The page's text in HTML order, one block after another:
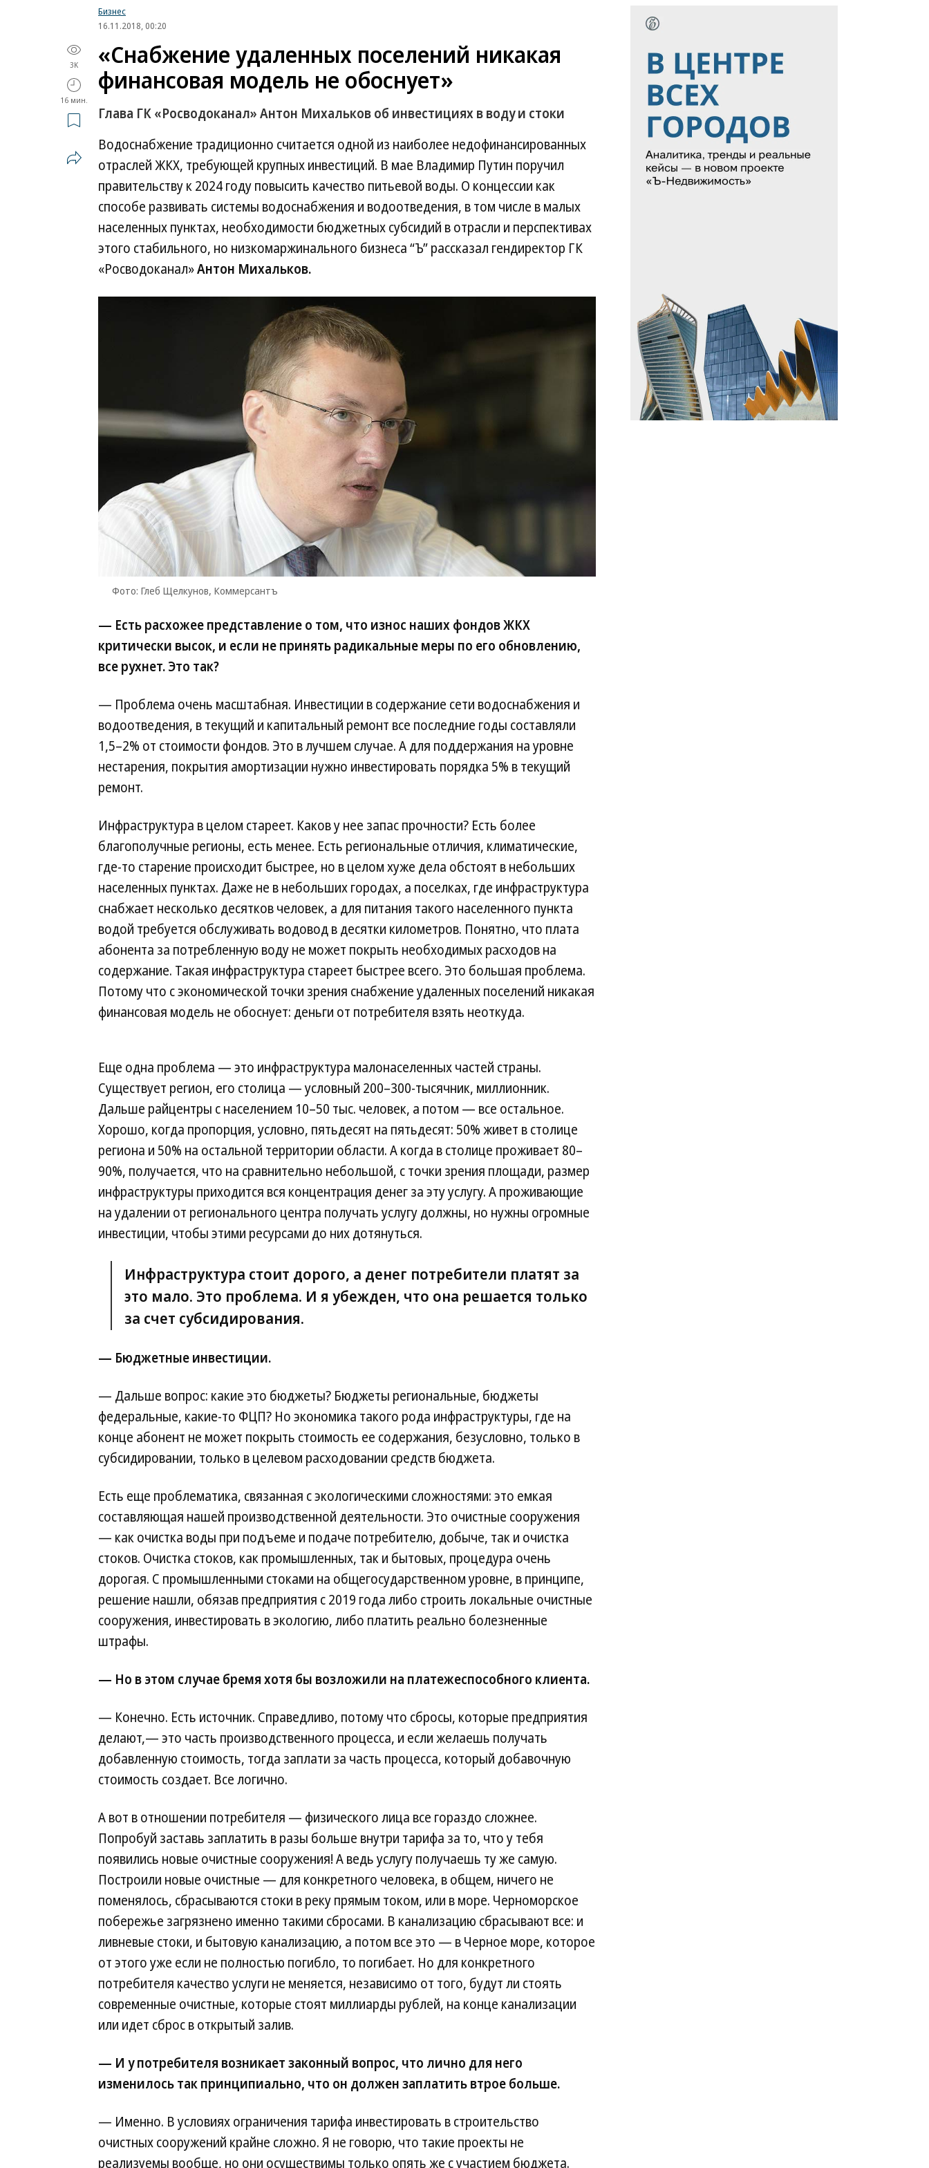
Бизнес
16.11.2018, 00:20
3K
16 мин.
«Снабжение удаленных поселений никакая
финансовая модель не обоснует»
Глава ГК «Росводоканал» Антон Михальков об инвестициях в воду и стоки
Водоснабжение традиционно считается одной из наиболее недофинансированных
отраслей ЖКХ, требующей крупных инвестиций. В мае Владимир Путин поручил
правительству к 2024 году повысить качество питьевой воды. О концессии как
способе развивать системы водоснабжения и водоотведения, в том числе в малых
населенных пунктах, необходимости бюджетных субсидий в отрасли и перспективах
этого стабильного, но низкомаржинального бизнеса “Ъ” рассказал гендиректор ГК
«Росводоканал»Антон Михальков.
Фото: Глеб Щелкунов, Коммерсантъ
— Есть расхожее представление о том, что износ наших фондов ЖКХ
критически высок, и если не принять радикальные меры по его обновлению,
все рухнет. Это так?
— Проблема очень масштабная. Инвестиции в содержание сети водоснабжения и
водоотведения, в текущий и капитальный ремонт все последние годы составляли
1,5–2% от стоимости фондов. Это в лучшем случае. А для поддержания на уровне
нестарения, покрытия амортизации нужно инвестировать порядка 5% в текущий
ремонт.
Инфраструктура в целом стареет. Каков у нее запас прочности? Есть более
благополучные регионы, есть менее. Есть региональные отличия, климатические,
где-то старение происходит быстрее, но в целом хуже дела обстоят в небольших
населенных пунктах. Даже не в небольших городах, а поселках, где инфраструктура
снабжает несколько десятков человек, а для питания такого населенного пункта
водой требуется обслуживать водовод в десятки километров. Понятно, что плата
абонента за потребленную воду не может покрыть необходимых расходов на
содержание. Такая инфраструктура стареет быстрее всего. Это большая проблема.
Потому что с экономической точки зрения снабжение удаленных поселений никакая
финансовая модель не обоснует: деньги от потребителя взять неоткуда.
Еще одна проблема — это инфраструктура малонаселенных частей страны.
Существует регион, его столица — условный 200–300-тысячник, миллионник.
Дальше райцентры с населением 10–50 тыс. человек, а потом — все остальное.
Хорошо, когда пропорция, условно, пятьдесят на пятьдесят: 50% живет в столице
региона и 50% на остальной территории области. А когда в столице проживает 80–
90%, получается, что на сравнительно небольшой, с точки зрения площади, размер
инфраструктуры приходится вся концентрация денег за эту услугу. А проживающие
на удалении от регионального центра получать услугу должны, но нужны огромные
инвестиции, чтобы этими ресурсами до них дотянуться.
Инфраструктура стоит дорого, а денег потребители платят за
это мало. Это проблема. И я убежден, что она решается только
за счет субсидирования.
— Бюджетные инвестиции.
— Дальше вопрос: какие это бюджеты? Бюджеты региональные, бюджеты
федеральные, какие-то ФЦП? Но экономика такого рода инфраструктуры, где на
конце абонент не может покрыть стоимость ее содержания, безусловно, только в
субсидировании, только в целевом расходовании средств бюджета.
Есть еще проблематика, связанная с экологическими сложностями: это емкая
составляющая нашей производственной деятельности. Это очистные сооружения
— как очистка воды при подъеме и подаче потребителю, добыче, так и очистка
стоков. Очистка стоков, как промышленных, так и бытовых, процедура очень
дорогая. С промышленными стоками на общегосударственном уровне, в принципе,
решение нашли, обязав предприятия с 2019 года либо строить локальные очистные
сооружения, инвестировать в экологию, либо платить реально болезненные
штрафы.
— Но в этом случае бремя хотя бы возложили на платежеспособного клиента.
— Конечно. Есть источник. Справедливо, потому что сбросы, которые предприятия
делают,— это часть производственного процесса, и если желаешь получать
добавленную стоимость, тогда заплати за часть процесса, который добавочную
стоимость создает. Все логично.
А вот в отношении потребителя — физического лица все гораздо сложнее.
Попробуй заставь заплатить в разы больше внутри тарифа за то, что у тебя
появились новые очистные сооружения! А ведь услугу получаешь ту же самую.
Построили новые очистные — для конкретного человека, в общем, ничего не
поменялось, сбрасываются стоки в реку прямым током, или в море. Черноморское
побережье загрязнено именно такими сбросами. В канализацию сбрасывают все: и
ливневые стоки, и бытовую канализацию, а потом все это — в Черное море, которое
от этого уже если не полностью погибло, то погибает. Но для конкретного
потребителя качество услуги не меняется, независимо от того, будут ли стоять
современные очистные, которые стоят миллиарды рублей, на конце канализации
или идет сброс в открытый залив.
— И у потребителя возникает законный вопрос, что лично для него
изменилось так принципиально, что он должен заплатить втрое больше.
— Именно. В условиях ограничения тарифа инвестировать в строительство
очистных сооружений крайне сложно. Я не говорю, что такие проекты не
реализуемы вообще, но они осуществимы только опять же с участием бюджета.